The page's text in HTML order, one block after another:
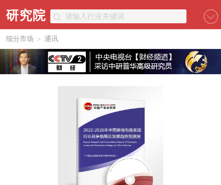
研究院
细分市场 > 通讯